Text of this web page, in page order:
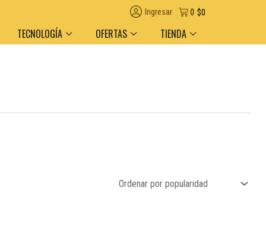
$0
0
Ingresar
TECNOLOGÍA OFERTAS TIENDA